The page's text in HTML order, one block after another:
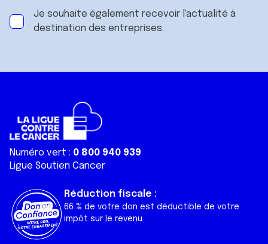
Je souhaite également recevoir l'actualité à
destination des entreprises.
Numéro vert : 0 800 940 939
Ligue Soutien Cancer
Réduction fiscale :
66 % de votre don est déductible de votre
impôt sur le revenu